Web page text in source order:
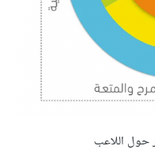
حول اللاعب